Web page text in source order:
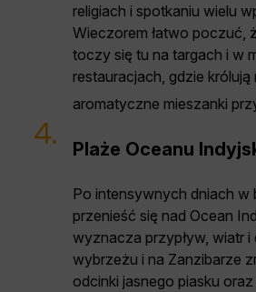
religiach i spotkaniu wielu
Wieczorem łatwo poczuć,
toczy się tu na targach i w
restauracjach, gdzie królują
aromatyczne mieszanki
4. Plaże Oceanu
Po intensywnych dniach w
przenieść się nad Ocean
wyznacza przypływ, wiatr i
wybrzeżu i na Zanzibarze
odcinki jasnego piasku